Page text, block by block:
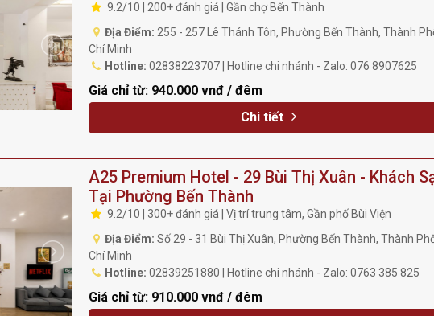
9.2/10 | 200+ đánh giá | Gần chợ Bến Thành
Địa Điểm: 255 - 257 Lê Thánh Tôn, Phường Bến Thành, Thành
Chí Minh
Hotline: 02838223707 | Hotline chi nhánh - Zalo: 076 8907625
Giá chỉ từ: 940.000 vnđ / đêm
Chi tiết
A25 Premium Hotel - 29 Bùi Thị Xuân - Khách
Tại Phường Bến Thành
9.2/10 | 300+ đánh giá | Vị trí trung tâm, Gần phố Bùi Viện
Địa Điểm: Số 29 - 31 Bùi Thị Xuân, Phường Bến Thành, Thành
Chí Minh
Hotline: 02839251880 | Hotline chi nhánh - Zalo: 0763 385 825
Giá chỉ từ: 910.000 vnđ / đêm